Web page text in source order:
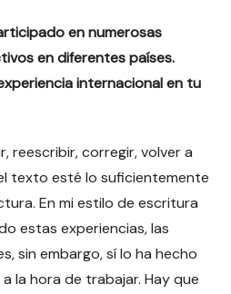
en numerosas
en diferentes países.
internacional en tu
reescribir, corregir, volver a
texto esté lo suficientemente
En mi estilo de escritura
estas experiencias, las
sin embargo, sí lo ha hecho
la hora de trabajar. Hay que